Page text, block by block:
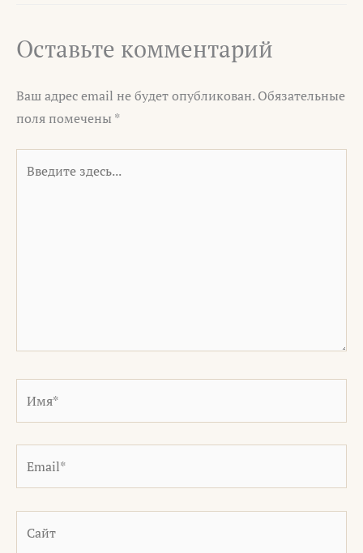
Оставьте комментарий
Ваш адрес email не будет опубликован. Обязательные
поля помечены *
здесь...